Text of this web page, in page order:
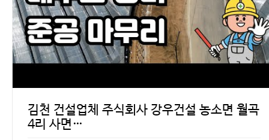
김천 건설업체 주식회사 강우건설 농소면 월곡
4리 사면…